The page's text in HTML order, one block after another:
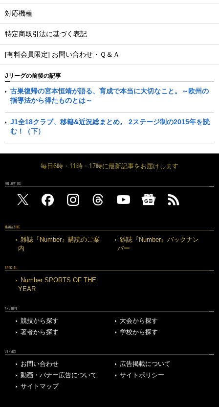
対応機種
特定商取引法に基づく表記
[有料会員限定] お問い合わせ・Ｑ＆Ａ
Jリーグの前後の記事
古巣復帰の宮本恒靖が語る、育成で本当に大切なこと。～欧州の
指導法から得たものとは～
J1全18クラブ、移籍&近況総まとめ。 2ステージ制の2015年を読
む！（下）
毎日6時・11時・17時に最新記事をお届けします
FOLLOW US
MAGAZINE
雑誌『Number』購読のご案
内
雑誌『Number』バックナン
バー
SPECIAL
Number SPORTS OF THE
YEAR
ARCHIVE
競技から探す
大会から探す
著者から探す
学校から探す
OTHERS
お問い合わせ
広告掲載について
動画・バナー広告について
サイトポリシー
サイトマップ